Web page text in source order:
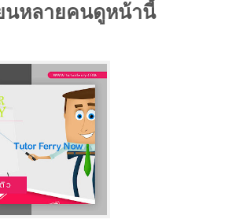
นหลายคนดูหน้านี้